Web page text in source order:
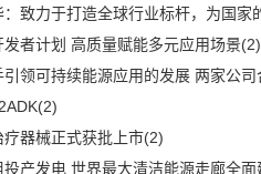
者计划 高质量赋能多元应用场景(2)
(2)
器械正式获批上市(2)